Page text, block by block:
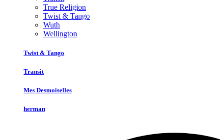
True Religion
Twist & Tango
Wuth
Wellington
Twist & Tango
Transit
Mes Desmoiselles
herman